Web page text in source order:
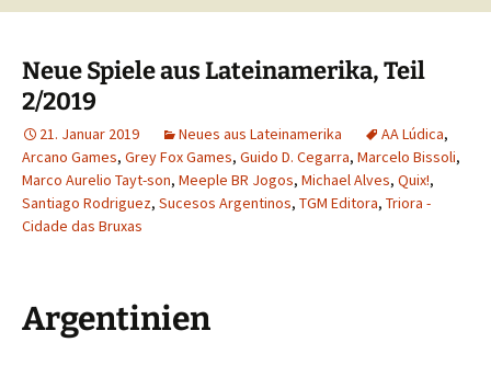
Neue Spiele aus Lateinamerika, Teil
2/2019
21. Januar 2019 Neues aus Lateinamerika AA Lúdica,
Arcano Games, Grey Fox Games, Guido D. Cegarra, Marcelo Bissoli,
Marco Aurelio Tayt-son, Meeple BR Jogos, Michael Alves, Quix!,
Santiago Rodriguez, Sucesos Argentinos, TGM Editora, Triora -
Cidade das Bruxas
Argentinien